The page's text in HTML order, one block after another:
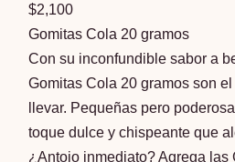
$2,100
Gomitas Cola 20 gramos
Con su inconfundible sabor a
Gomitas Cola 20 gramos son
llevar. Pequeñas pero
toque dulce y chispeante que
¿Antojo inmediato? Agrega las